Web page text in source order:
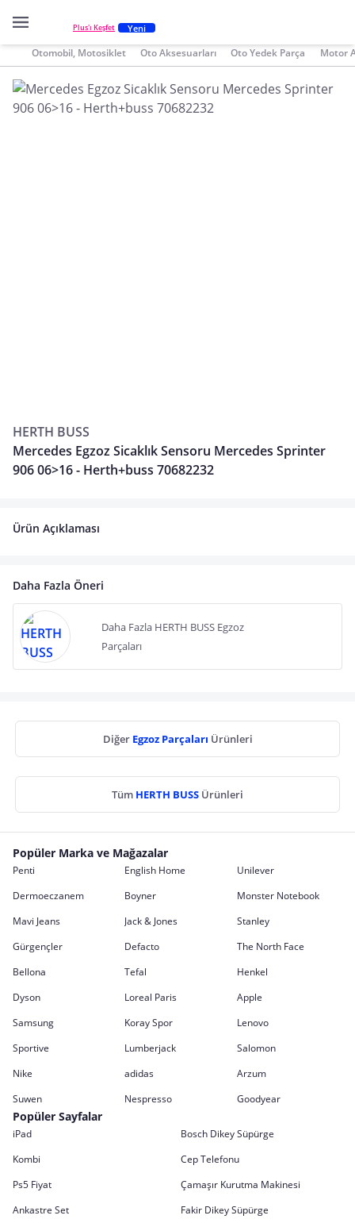
Plus'ı Keşfet Yeni
Otomobil, Motosiklet Oto Aksesuarları Oto Yedek Parça Motor
HERTH BUSS
Mercedes Egzoz Sicaklık Sensoru Mercedes Sprinter
906 06>16 - Herth+buss 70682232
Ürün Açıklaması
Daha Fazla Öneri
Daha Fazla HERTH BUSS Egzoz
Parçaları
Diğer Egzoz Parçaları Ürünleri
Tüm HERTH BUSS Ürünleri
Popüler Marka ve Mağazalar
Penti English Home
Unilever
Dermoeczanem
Boyner
Monster Notebook
Mavi Jeans
Jack & Jones
Stanley
Gürgençler
Defacto
The North Face
Bellona
Tefal
Henkel
Dyson
Loreal Paris
Apple
Samsung
Koray Spor
Lenovo
Sportive
Lumberjack
Salomon
Nike
adidas
Arzum
Suwen
Nespresso Goodyear
Popüler Sayfalar
iPad
Bosch Dikey Süpürge
Kombi
Cep Telefonu
Ps5 Fiyat
Çamaşır Kurutma Makinesi
Ankastre Set
Fakir Dikey Süpürge